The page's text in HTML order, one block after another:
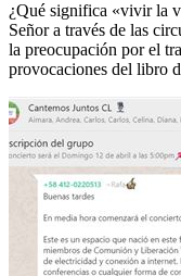
¿Qué significa «vivir la
Señor a través de las
la preocupación por el
provocaciones del libro